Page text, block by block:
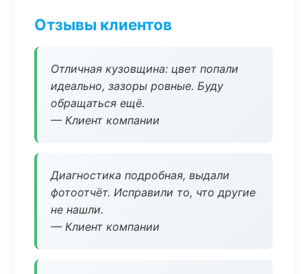
Отзывы клиентов
Отличная кузовщина: цвет попали
идеально, зазоры ровные. Буду
обращаться ещё.
— Клиент компании
Диагностика подробная, выдали
фотоотчёт. Исправили то, что другие
не нашли.
— Клиент компании